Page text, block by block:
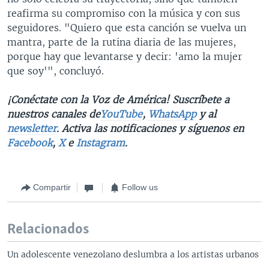
reafirma su compromiso con la música y con sus
seguidores. "Quiero que esta canción se vuelva un
mantra, parte de la rutina diaria de las mujeres,
porque hay que levantarse y decir: 'amo la mujer
que soy'", concluyó.
¡Conéctate con la Voz de América! Suscríbete a
nuestros canales deYouTube, WhatsAppy al
newsletter. Activa las notificaciones y síguenos en
Facebook, Xe Instagram.
Compartir Follow us
Relacionados
Un adolescente venezolano deslumbra a los artistas urbanos